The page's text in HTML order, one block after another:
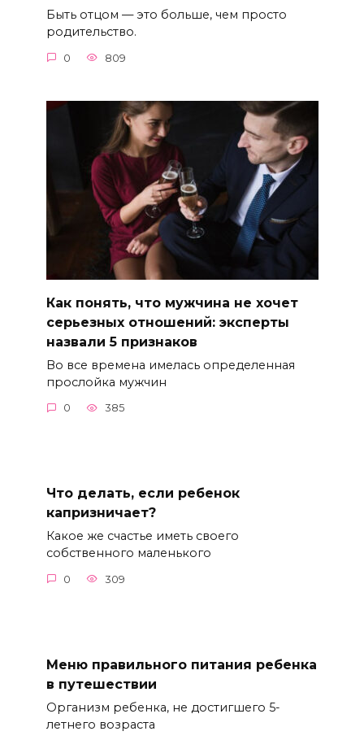
Быть отцом — это больше, чем просто
родительство.
0 809
Как понять, что мужчина не хочет
серьезных отношений: эксперты
назвали 5 признаков
Во все времена имелась определенная
прослойка мужчин
0 385
Что делать, если ребенок
капризничает?
Какое же счастье иметь своего
собственного маленького
0 309
Меню правильного питания ребенка
в путешествии
Организм ребенка, не достигшего 5-
летнего возраста